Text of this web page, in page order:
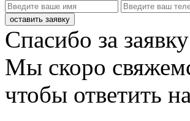
оставить заявку
Спасибо за заявку
Мы скоро
чтобы ответить